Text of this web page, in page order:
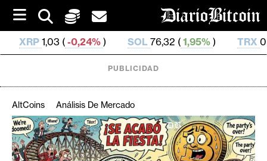
i
t
o
SOL 76,32 (1,95% ) TRX0,329 537 ( 0,6%)
C
r
PUBLICIDAD
AltCoins Análisis De Mercado